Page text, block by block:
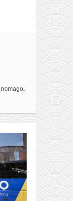
nomago,